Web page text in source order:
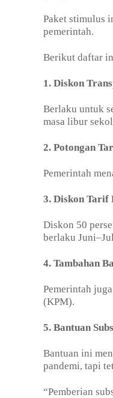
Paket stimulus
pemerintah.
Berikut daftar
1. Diskon
Berlaku untuk
masa libur
2. Potongan
Pemerintah
3. Diskon
Diskon 50
berlaku
4. Tambahan
Pemerintah
(KPM).
5. Bantuan
Bantuan ini
pandemi, tapi
“Pemberian